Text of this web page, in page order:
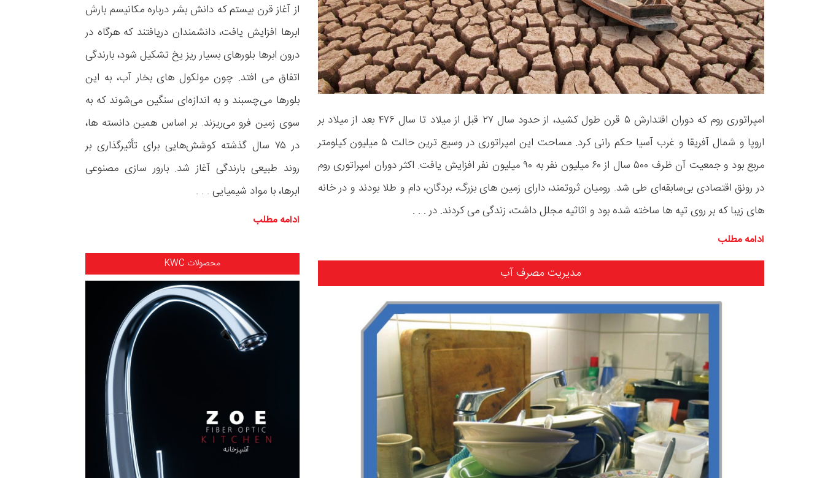
از آغاز قرن بیستم که دانش بشر درباره‌ مکانیسم بارش
ابرها افزایش یافت، دانشمندان دریافتند که هرگاه در
درون ابرها بلورهای بسیار ریز یخ تشکیل شود، بارندگی
اتفاق می افتد. چون مولکول های‌ بخار آب، به این
بلورها می‌چسبند و به اندازه‌ای سنگین می‌شوند که به
سوی زمین فرو می‌ریزند. بر اساس همین دانسته ها،
در ۷۵ سال گذشته کوشش‌هایی برای تأثیرگذاری بر
روند طبیعی بارندگی آغاز شد. بارور سازی مصنوعی
ابرها، با مواد شیمیایی . . .
ادامه مطلب
محصولات KWC
امپراتوری روم که دوران اقتدارش ۵ قرن طول کشید، از حدود سال ۲۷ قبل از میلاد تا سال ۴۷۶ بعد از میلاد بر
اروپا و شمال آفریقا و غرب آسیا حکم رانی کرد. مساحت این امپراتوری در وسیع ترین حالت ۵ میلیون کیلومتر
مربع بود و جمعیت آن ظرف ۵۰۰ سال از ۶۰ میلیون نفر به ۹۰ میلیون نفر افزایش یافت. اکثر دوران امپراتوری روم
در رونق اقتصادی بی‌سابقه‌ای طی شد. رومیان ثروتمند، دارای زمین های بزرگ، بردگان، دام و طلا بودند و در خانه
های زیبا که بر روی تپه ها ساخته شده بود و اثاثیه مجلل داشت، زندگی می کردند. در . . .
ادامه مطلب
مدیریت مصرف آب